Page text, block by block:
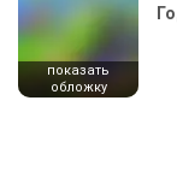
показать
обложку